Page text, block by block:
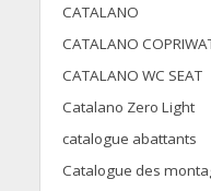
CATALANO
CATALANO
CATALANO WC SEAT
Catalano Zero Light
catalogue abattants
Catalogue des